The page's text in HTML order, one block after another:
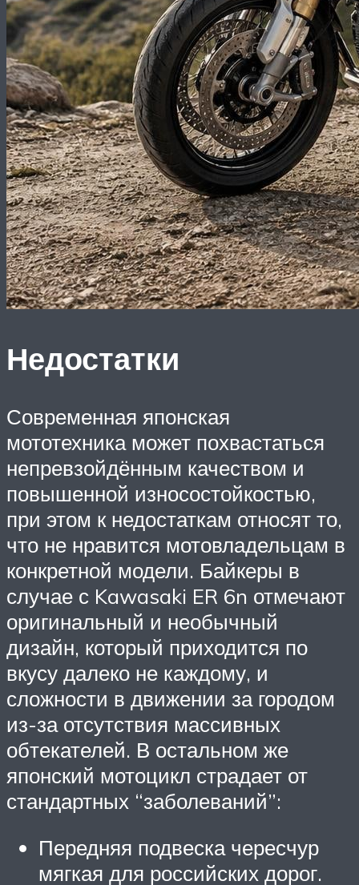
Недостатки
Современная японская
мототехника может похвастаться
непревзойдённым качеством и
повышенной износостойкостью,
при этом к недостаткам относят то,
что не нравится мотовладельцам в
конкретной модели. Байкеры в
случае с Kawasaki ER 6n отмечают
оригинальный и необычный
дизайн, который приходится по
вкусу далеко не каждому, и
сложности в движении за городом
из-за отсутствия массивных
обтекателей. В остальном же
японский мотоцикл страдает от
стандартных “заболеваний”:
Передняя подвеска чересчур
мягкая для российских дорог.